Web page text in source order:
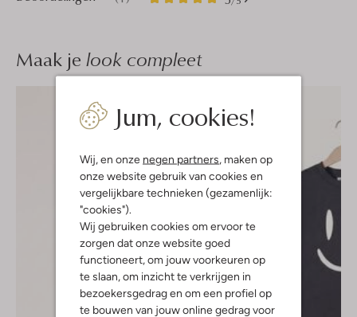
Jum, cookies!
Wij, en onze negen partners , maken op
onze website gebruik van cookies en
vergelijkbare technieken (gezamenlijk:
"cookies").
Wij gebruiken cookies om ervoor te
zorgen dat onze website goed
functioneert, om jouw voorkeuren op
te slaan, om inzicht te verkrijgen in
bezoekersgedrag en om een profiel op
te bouwen van jouw online gedrag voor
Maak je look compleet